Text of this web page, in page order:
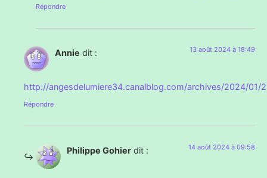
Répondre
Annie dit : 13 août 2024 à 18:49
http://angesdelumiere34.canalblog.com/archives/2024/01/
Répondre
Philippe Gohier dit : 14 août 2024 à 09:58